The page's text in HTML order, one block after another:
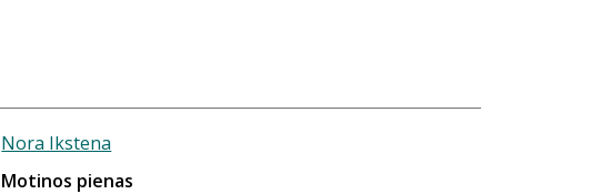
Nora Ikstena
Motinos pienas